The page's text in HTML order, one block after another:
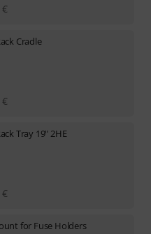
€
Cradle
€
Tray 19" 2HE
€
for Fuse Holders